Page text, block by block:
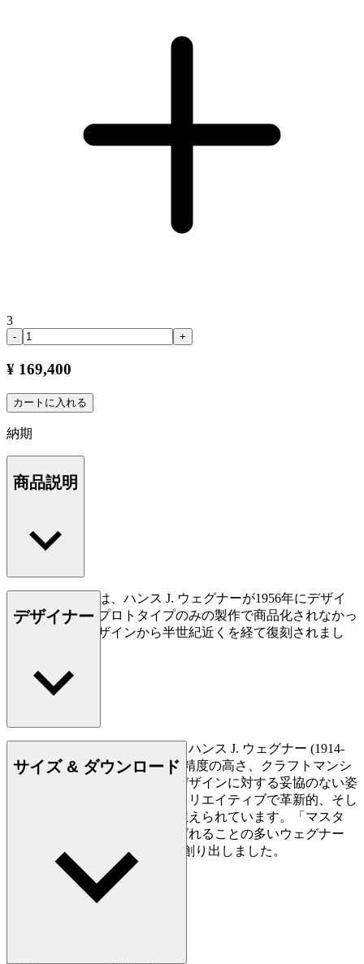
3
- +
¥ 169,400
カートに入れる
納期
商品説明
エルボーチェアは、ハンス J. ウェグナーが1956年にデザイ
ンしたチェア。プロトタイプのみの製作で商品化されなかっ
た製品です。デザインから半世紀近くを経て復刻されまし
もっと読む
デザイナー
デンマークの家具デザイナー、ハンス J. ウェグナー (1914-
2007) は、家具づくりにおける精度の高さ、クラフトマンシ
ップに対する優れた洞察力、デザインに対する妥協のない姿
勢で知られており、史上最もクリエイティブで革新的、そし
て多作なデザイナーの一人に数えられています。「マスタ
ー・オブ・ザ・チェア」と呼ばれることの多いウェグナー
は、生涯で約500点もの椅子を創り出しました。
詳しく見る Hans J. Wegner
サイズ & ダウンロード